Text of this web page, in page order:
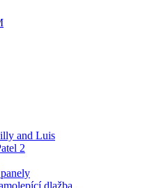
and Luis
2
dlažba